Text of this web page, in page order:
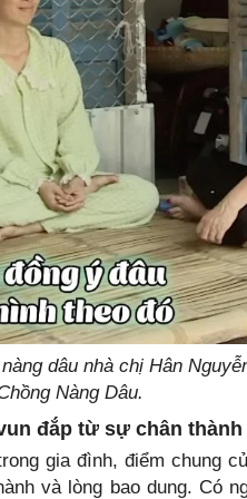
dâu nhà chị Hân
Nàng Dâu.
đắp từ sự chân thành
gia đình, điểm chung
và lòng bao dung. Có